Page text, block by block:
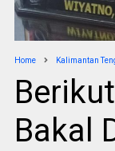
Home Kalimantan
Bakal